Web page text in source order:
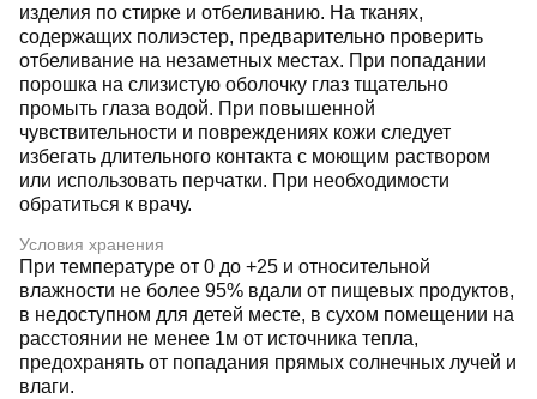
изделия по стирке и отбеливанию. На тканях,
содержащих полиэстер, предварительно проверить
отбеливание на незаметных местах. При попадании
порошка на слизистую оболочку глаз тщательно
промыть глаза водой. При повышенной
чувствительности и повреждениях кожи следует
избегать длительного контакта с моющим раствором
или использовать перчатки. При необходимости
обратиться к врачу.
Условия хранения
При температуре от 0 до +25 и относительной
влажности не более 95% вдали от пищевых продуктов,
в недоступном для детей месте, в сухом помещении на
расстоянии не менее 1м от источника тепла,
предохранять от попадания прямых солнечных лучей и
влаги.